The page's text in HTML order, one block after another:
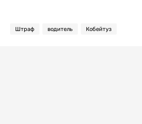
Штраф водитель Кобейтуз